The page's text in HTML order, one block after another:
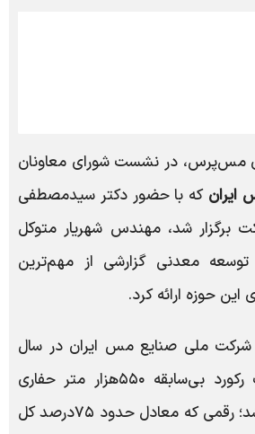
مس‌پرس، در نشست شورای معاونان
که با حضور دکتر سیدمصطفی
برگزار شد، مهندس شهریار متوکل
معدنی گزارشی از مهم‌ترین
این حوزه ارائه کرد.
شرکت ملی صنایع مس ایران در سال
۱۴۰۴ موفق به ثبت رکورد بی‌سابقه ۵۵۰هزار متر حفاری
مغزه‌گیری اکتشافی شد؛ رقمی که معادل حدود ۷۵درصد کل